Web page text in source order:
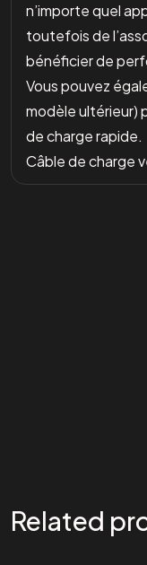
n’importe quel
toutefois de
bénéficier de
Vous pouvez
modèle ultérieur)
de charge rapide.
Câble de charge
Related